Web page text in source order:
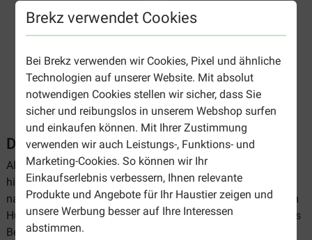
Brekz verwendet Cookies
Bei Brekz verwenden wir Cookies, Pixel und ähnliche
Technologien auf unserer Website. Mit absolut
notwendigen Cookies stellen wir sicher, dass Sie
sicher und reibungslos in unserem Webshop surfen
und einkaufen können. Mit Ihrer Zustimmung
verwenden wir auch Leistungs-, Funktions- und
Marketing-Cookies. So können wir Ihr
Einkaufserlebnis verbessern, Ihnen relevante
Produkte und Angebote für Ihr Haustier zeigen und
unsere Werbung besser auf Ihre Interessen
abstimmen.
Dental Taue für Hunde
Alle Hunde lieben es, regelmäßig Ihre Zähne in etwas
hineinzuschlagen. Beißen und Kauen ist immerhin ein
natürlicher Verhaltensaspekt von Hunden. Sie können Ihrem
Hund aber nicht immer einen Knochen anbieten wenn er das
Bedürfnis hat, aus etwas zu kauen, und Sie wollen natürlich